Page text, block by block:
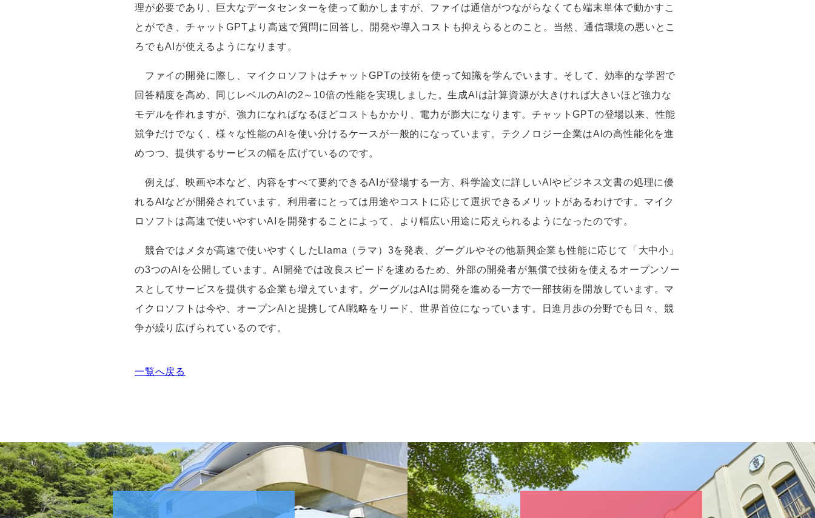
理が必要であり、巨大なデータセンターを使って動かしますが、ファイは通信がつながらなくても端末単体で動かすこ
とができ、チャットGPTより高速で質問に回答し、開発や導入コストも抑えらるとのこと。当然、通信環境の悪いとこ
ろでもAI が使えるようになります。
ファイの開発に際し、マイクロソフトはチャットGPTの技術を使って知識を学んでいます。そして、効率的な学習で
回答精度を高め、同じレベルのAI の2 ～ 10倍の性能を実現しました。生成AI は計算資源が大きければ大きいほど強力な
モデルを作れますが、強力になればなるほどコストもかかり、電力が膨大になります。チャットGPTの登場以来、性能
競争だけでなく、様々な性能のAI を使い分けるケースが一般的になっています。テクノロジー企業はAIの高性能化を進
めつつ、提供するサービスの幅を広げているのです。
例えば、映画や本など、内容をすべて要約できるAI が登場する一方、科学論文に詳しいAIやビジネス文書の処理に優
れるAI などが開発されています。利用者にとっては用途やコストに応じて選択できるメリットがあるわけです。マイク
ロソフトは高速で使いやすいAI を開発することによって、より幅広い用途に応えられるようになったのです。
競合ではメタが高速で使いやすくした Llama （ラマ） 3を発表、グーグルやその他新興企業も性能に応じて「大中小」
の3つのAI を公開しています。AI 開発では改良スピードを速めるため、外部の開発者が無償で技術を使えるオープンソー
スとしてサービスを提供する企業も増えています。グーグルはAI は開発を進める一方で一部技術を開放しています。マ
イクロソフトは今や、オープンAI と提携してAI戦略をリード、世界首位になっています。日進月歩の分野でも日々、競
争が繰り広げられているのです。
一覧へ戻る